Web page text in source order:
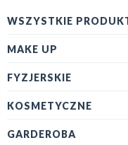
WSZYSTKIE
MAKE UP
FYZJERSKIE
KOSMETYCZNE
GARDEROBA